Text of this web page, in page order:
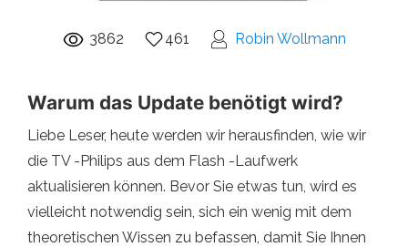
3862 461 Robin Wollmann
Warum das Update benötigt wird?
Liebe Leser, heute werden wir herausfinden, wie wir
die TV -Philips aus dem Flash -Laufwerk
aktualisieren können. Bevor Sie etwas tun, wird es
vielleicht notwendig sein, sich ein wenig mit dem
theoretischen Wissen zu befassen, damit Sie Ihnen